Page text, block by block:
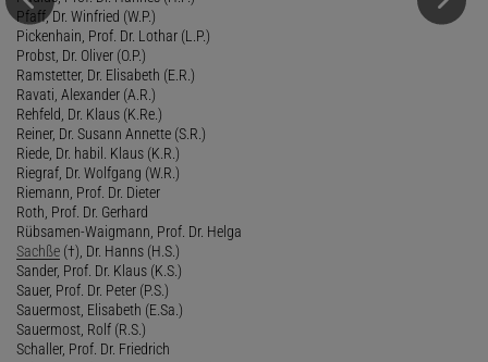
Pfaff, Dr. Winfried (W.P.)
Pickenhain, Prof. Dr. Lothar (L.P.)
Probst, Dr. Oliver (O.P.)
Ramstetter, Dr. Elisabeth (E.R.)
Ravati, Alexander (A.R.)
Rehfeld, Dr. Klaus (K.Re.)
Reiner, Dr. Susann Annette (S.R.)
Riede, Dr. habil. Klaus (K.R.)
Riegraf, Dr. Wolfgang (W.R.)
Riemann, Prof. Dr. Dieter
Roth, Prof. Dr. Gerhard
Rübsamen-Waigmann, Prof. Dr. Helga
Sachße (†), Dr. Hanns (H.S.)
Sander, Prof. Dr. Klaus (K.S.)
Sauer, Prof. Dr. Peter (P.S.)
Sauermost, Elisabeth (E.Sa.)
Sauermost, Rolf (R.S.)
Schaller, Prof. Dr. Friedrich